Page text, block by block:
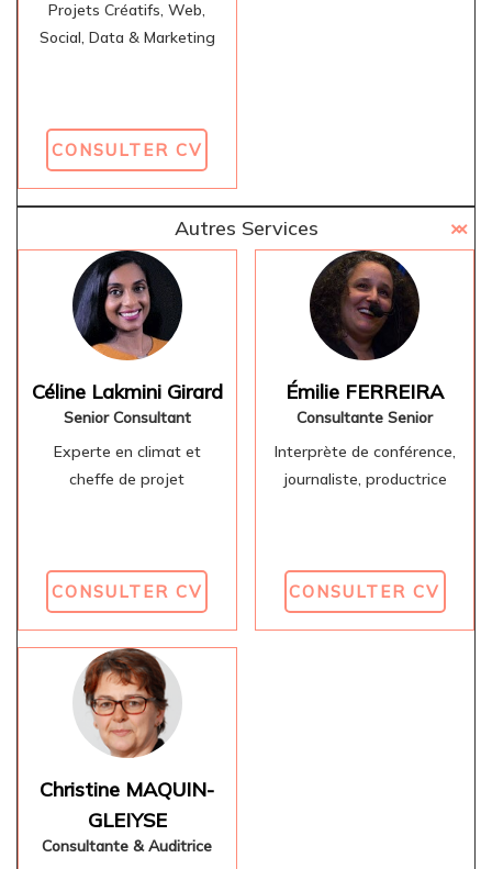
Projets Créatifs, Web,
Social, Data & Marketing
CONSULTER CV
Autres Services
Céline Lakmini Girard
Senior Consultant
Experte en climat et
cheffe de projet
CONSULTER CV
Émilie FERREIRA
Consultante Senior
Interprète de conférence,
journaliste, productrice
CONSULTER CV
Christine MAQUIN-
GLEIYSE
Consultante & Auditrice